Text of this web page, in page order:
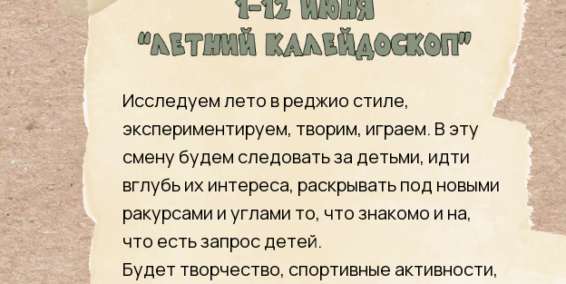
Исследуем лето в реджио стиле,
экспериментируем, творим, играем. В эту
смену будем следовать за детьми, идти
вглубь их интереса, раскрывать под новыми
ракурсами и углами то, что знакомо и на,
что есть запрос детей.
Будет творчество, спортивные активности,